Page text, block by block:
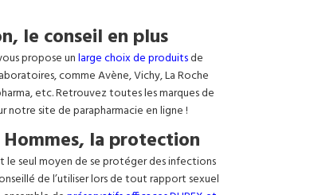
le conseil en plus
propose unlarge choix de produitsde
comme Avène, Vichy, La Roche
etc. Retrouvez toutes les marques de
notre site de parapharmacie en ligne !
la protection
le seul moyen de se protéger des infections
de l’utiliser lors de tout rapport sexuel